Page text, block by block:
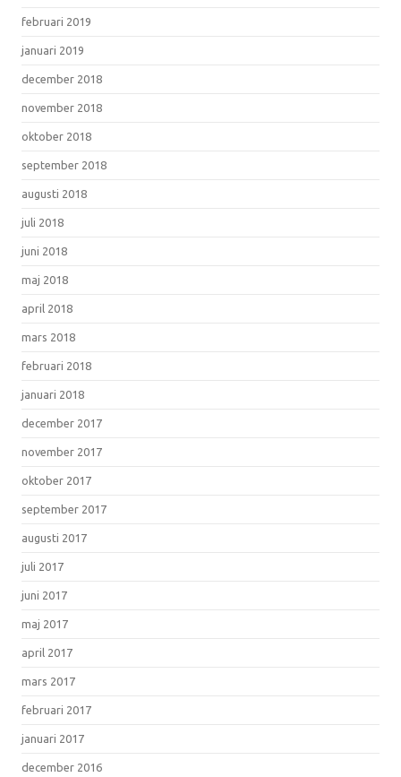
februari 2019
januari 2019
december 2018
november 2018
oktober 2018
september 2018
augusti 2018
juli 2018
juni 2018
maj 2018
april 2018
mars 2018
februari 2018
januari 2018
december 2017
november 2017
oktober 2017
september 2017
augusti 2017
juli 2017
juni 2017
maj 2017
april 2017
mars 2017
februari 2017
januari 2017
december 2016